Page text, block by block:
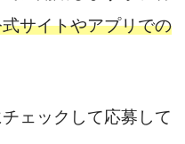
サイトやアプリでの
ェックして応募して